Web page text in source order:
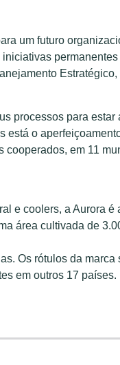
um futuro
processos para
o
em 11
e coolers, a Aurora
área cultivada de
Os rótulos da
em outros 17 países.